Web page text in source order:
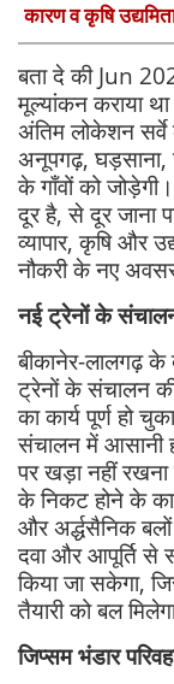
कारण व कृषि
बता दे की Jun
मूल्यांकन कराया
अंतिम लोकेशन
अनूपगढ़, घड़साना,
के गाँवों को
दूर है, से दूर जाना
व्यापार, कृषि और
नौकरी के नए
नई ट्रेनों के
बीकानेर-लालगढ़
ट्रेनों के संचालन
का कार्य पूर्ण हो
संचालन में आसानी
पर खड़ा नहीं रखना
के निकट होने के
और अर्द्धसैनिक
दवा और आपूर्ति से
किया जा सकेगा,
तैयारी को बल
जिप्सम भंडार